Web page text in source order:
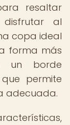
resaltar
al
copa ideal
forma más
un borde
permite
adecuada.